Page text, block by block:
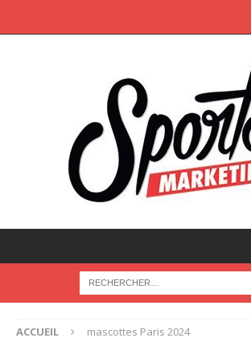
ACCUEIL mascottes Paris 2024